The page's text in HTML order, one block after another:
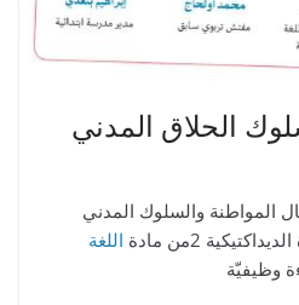
الحلاق المدني
المواطنة والسلوك المدني
اللغة
وظيفيّة